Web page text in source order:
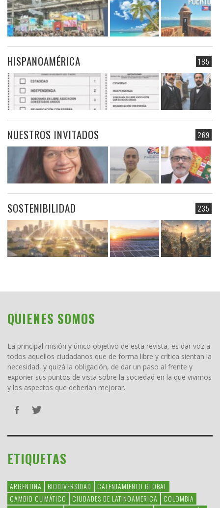
185
HISPANOAMÉRICA
269
NUESTROS INVITADOS
235
SOSTENIBILIDAD
QUIENES SOMOS
La principal misión y único objetivo de esta revista, es dar voz a
todos aquellos ciudadanos que de forma libre y crítica sientan la
necesidad, y quizá la obligación, de dar un paso al frente y
exponer sus puntos de vista sobre la sociedad en la que vivimos
y los aspectos que deberían mejorar.
ETIQUETAS
ARGENTINA BIODIVERSIDAD
CALENTAMIENTO GLOBAL
CAMBIO CLIMÁTICO
CIUDADES DE LATINOAMERICA
COLOMBIA